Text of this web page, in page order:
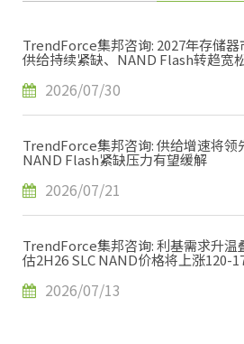
TrendForce集邦咨询: 2027年存储器
供给持续紧缺、NAND Flash转趋宽
2026/07/30
TrendForce集邦咨询: 供给增速将领
NAND Flash紧缺压力有望缓解
2026/07/21
TrendForce集邦咨询: 利基需求升温
估2H26 SLC NAND价格将上涨120-
2026/07/13